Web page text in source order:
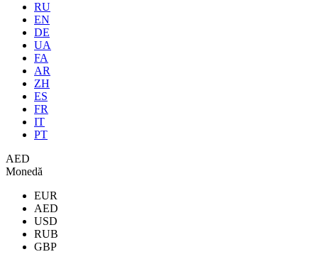
RU
EN
DE
UA
FA
AR
ZH
ES
FR
IT
PT
AED
Monedă
EUR
AED
USD
RUB
GBP